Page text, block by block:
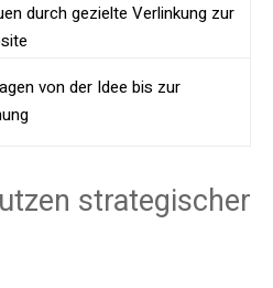
durch gezielte Verlinkung zur
von der Idee bis zur
strategischer